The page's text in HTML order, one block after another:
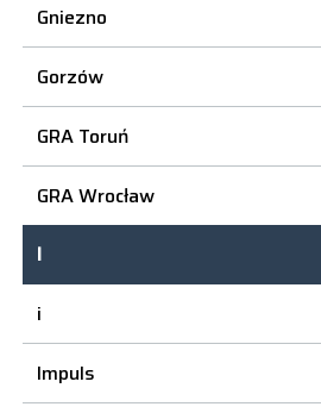
Gniezno
Gorzów
GRA Toruń
GRA Wrocław
I
i
Impuls